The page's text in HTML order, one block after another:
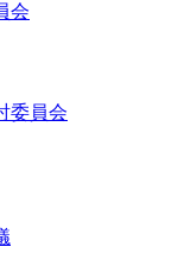
会
委員会